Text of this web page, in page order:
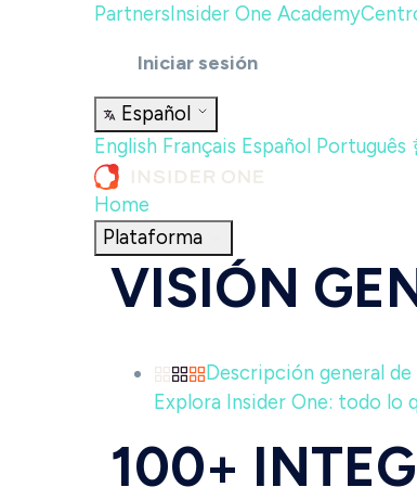
Partners Insider One Academy
Iniciar sesión
Español
English Français Español Português
Home
Plataforma
VISIÓN
Descripción general
Explora Insider One: todo lo
100+